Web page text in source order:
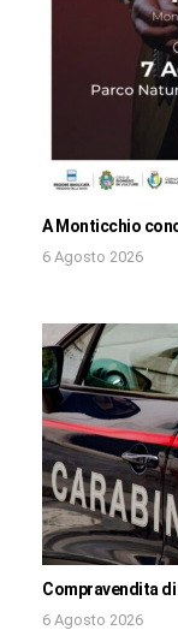
A Monticchio
6 Agosto 2026
Compravendita
6 Agosto 2026